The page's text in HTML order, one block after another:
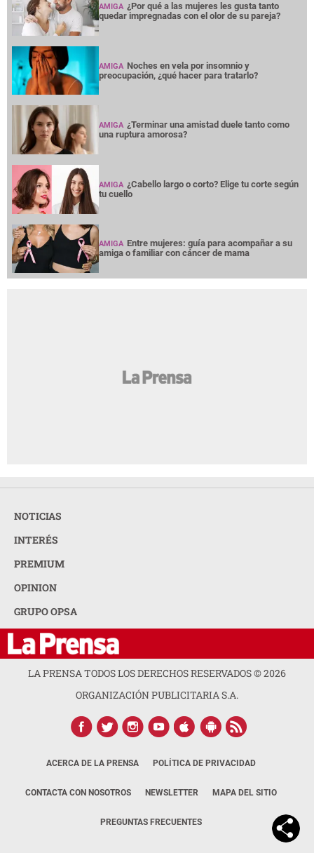
AMIGA ¿Por qué a las mujeres les gusta tanto
quedar impregnadas con el olor de su pareja?
AMIGA Noches en vela por insomnio y
preocupación, ¿qué hacer para tratarlo?
AMIGA ¿Terminar una amistad duele tanto como
una ruptura amorosa?
AMIGA ¿Cabello largo o corto? Elige tu corte según
tu cuello
AMIGA Entre mujeres: guía para acompañar a su
amiga o familiar con cáncer de mama
NOTICIAS
INTERÉS
PREMIUM
OPINION
GRUPO OPSA
LA PRENSA TODOS LOS DERECHOS RESERVADOS ©2026
ORGANIZACIÓN PUBLICITARIA S.A.
ACERCA DE LA PRENSA POLÍTICA DE PRIVACIDAD
CONTACTA CON NOSOTROS NEWSLETTER MAPA DEL SITIO
PREGUNTAS FRECUENTES